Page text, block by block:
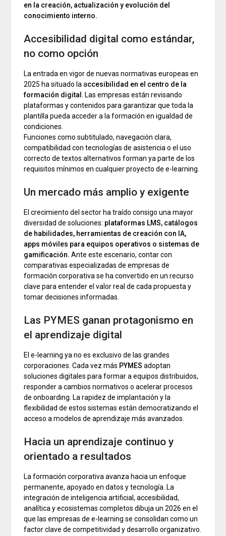
en la creación, actualización y evolución del
conocimiento interno.
Accesibilidad digital como estándar,
no como opción
La entrada en vigor de nuevas normativas europeas en
2025 ha situado la accesibilidad en el centro de la
formación digital
. Las empresas están revisando
plataformas y contenidos para garantizar que toda la
plantilla pueda acceder a la formación en igualdad de
condiciones.
Funciones como subtitulado, navegación clara,
compatibilidad con tecnologías de asistencia o el uso
correcto de textos alternativos forman ya parte de los
requisitos mínimos en cualquier proyecto de e-learning.
Un mercado más amplio y exigente
El crecimiento del sector ha traído consigo una mayor
diversidad de soluciones: plataformas LMS, catálogos
de habilidades, herramientas de creación con IA,
apps móviles para equipos operativos o sistemas de
gamificación. Ante este escenario, contar con
comparativas especializadas de empresas de
formación corporativa se ha convertido en un recurso
clave para entender el valor real de cada propuesta y
tomar decisiones informadas.
Las PYMES ganan protagonismo en
el aprendizaje digital
El e-learning ya no es exclusivo de las grandes
corporaciones. Cada vez más PYMESadoptan
soluciones digitales para formar a equipos distribuidos,
responder a cambios normativos o acelerar procesos
de onboarding. La rapidez de implantación y la
flexibilidad de estos sistemas están democratizando el
acceso a modelos de aprendizaje más avanzados.
Hacia un aprendizaje continuo y
orientado a resultados
La formación corporativa avanza hacia un enfoque
permanente, apoyado en datos y tecnología. La
integración de inteligencia artificial, accesibilidad,
analítica y ecosistemas completos dibuja un 2026 en el
que las empresas de e-learning se consolidan como un
factor clave de competitividad y desarrollo organizativo.